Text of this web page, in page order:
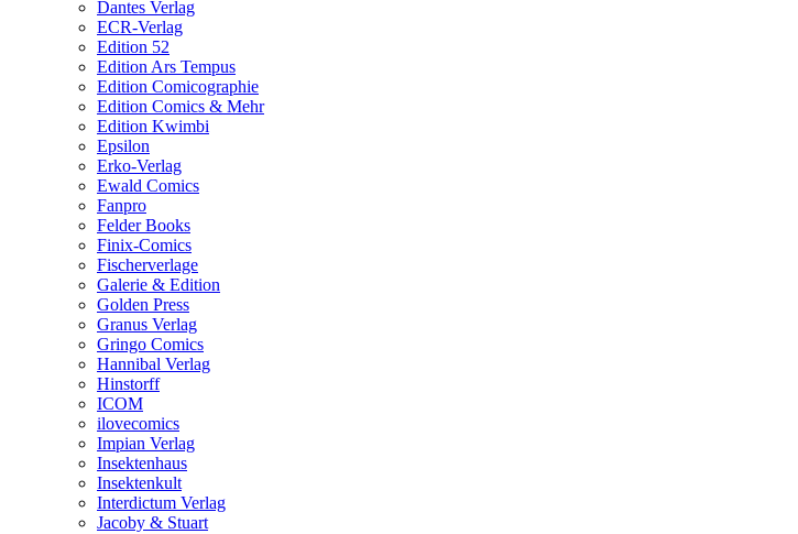
Dantes Verlag
ECR-Verlag
Edition 52
Edition Ars Tempus
Edition Comicographie
Edition Comics & Mehr
Edition Kwimbi
Epsilon
Erko-Verlag
Ewald Comics
Fanpro
Felder Books
Finix-Comics
Fischerverlage
Galerie & Edition
Golden Press
Granus Verlag
Gringo Comics
Hannibal Verlag
Hinstorff
ICOM
ilovecomics
Impian Verlag
Insektenhaus
Insektenkult
Interdictum Verlag
Jacoby & Stuart